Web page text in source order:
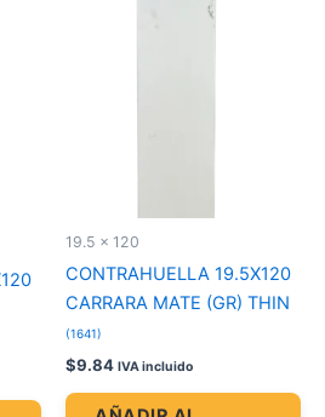
19.5 x 120
CONTRAHUELLA 19.5X120
CARRARA MATE (GR) THIN
(1641)
$9.84 IVA incluido